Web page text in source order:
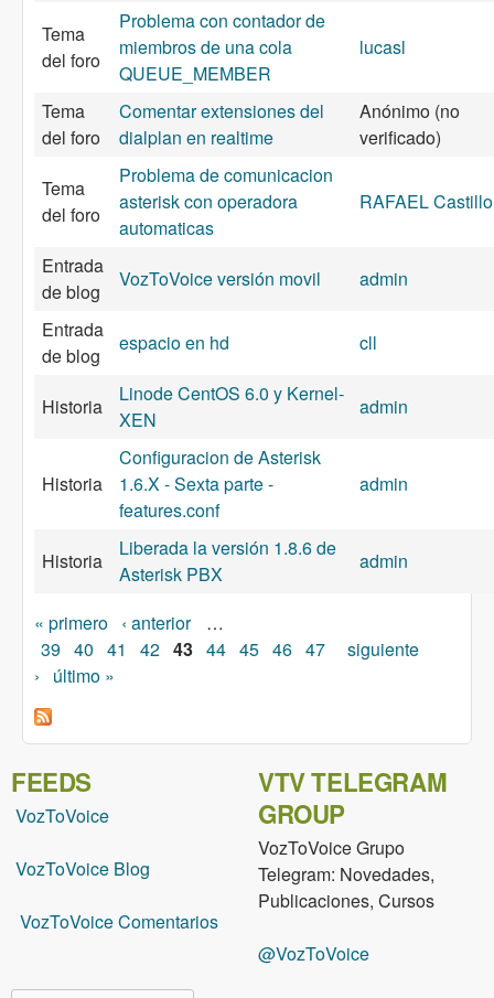
Tema
del foro
Problema con contador de
miembros de una cola
QUEUE_MEMBER
lucasl
Tema
del foro
Comentar extensiones del
dialplan en realtime
Anónimo (no
verificado)
Tema
del foro
Problema de comunicacion
asterisk con operadora
automaticas
RAFAEL Castillo
Entrada
de blog
VozToVoice versión movil
admin
Entrada
de blog
espacio en hd cll
Historia
Linode CentOS 6.0 y Kernel-
XEN
admin
Historia
Configuracion de Asterisk
1.6.X - Sexta parte -
features.conf
admin
Historia
Liberada la versión 1.8.6 de
Asterisk PBX
admin
Páginas
« primero ‹ anterior
…
39 40 41 42 43 44 45 46 47
siguiente
›
último »
FEEDS
VozToVoice
VozToVoice Blog
VozToVoice Comentarios
VTV TELEGRAM
GROUP
VozToVoice Grupo
Telegram: Novedades,
Publicaciones, Cursos
@VozToVoice